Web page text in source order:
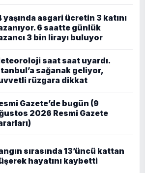
yaşında asgari ücretin 3 katını
6 saatte günlük
3 bin lirayı buluyor
saat saat uyardı.
sağanak geliyor,
rüzgara dikkat
Gazete’de bugün (9
2026 Resmi Gazete
sırasında 13’üncü kattan
hayatını kaybetti